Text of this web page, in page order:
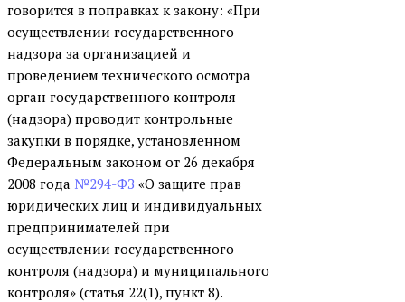
говорится в поправках к закону: «При
осуществлении государственного
надзора за организацией и
проведением технического осмотра
орган государственного контроля
(надзора) проводит контрольные
закупки в порядке, установленном
Федеральным законом от 26 декабря
2008 года №294-ФЗ «О защите прав
юридических лиц и индивидуальных
предпринимателей при
осуществлении государственного
контроля (надзора) и муниципального
контроля» (статья 22(1), пункт 8).